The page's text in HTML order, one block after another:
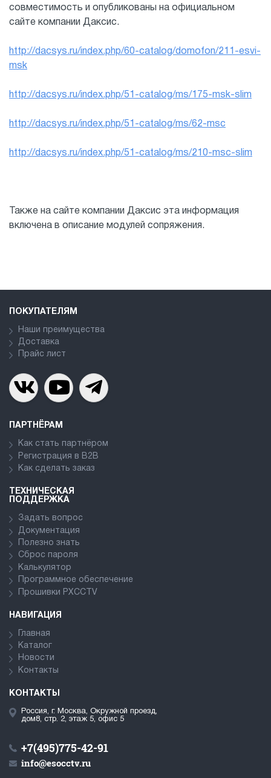
совместимость и опубликованы на официальном
сайте компании Даксис.
http://dacsys.ru/index.php/60-catalog/domofon/211-esvi-
msk
http://dacsys.ru/index.php/51-catalog/ms/175-msk-slim
http://dacsys.ru/index.php/51-catalog/ms/62-msc
http://dacsys.ru/index.php/51-catalog/ms/210-msc-slim
Также на сайте компании Даксис эта информация
включена в описание модулей сопряжения.
ПОКУПАТЕЛЯМ
Наши преимущества
Доставка
Прайс лист
ПАРТНЁРАМ
Как стать партнёром
Регистрация в В2В
Как сделать заказ
ТЕХНИЧЕСКАЯ
ПОДДЕРЖКА
Задать вопрос
Документация
Полезно знать
Сброс пароля
Калькулятор
Программное обеспечение
Прошивки PXCCTV
НАВИГАЦИЯ
Главная
Каталог
Новости
Контакты
КОНТАКТЫ
Россия, г. Москва, Окружной проезд,
дом8, стр. 2, этаж 5, офис 5
+7(495)775-42-91
info@esocctv.ru